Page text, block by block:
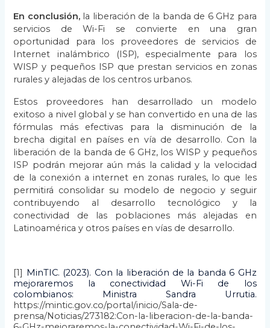
En conclusión,la liberación de la banda de 6 GHz para
servicios de Wi-Fi se convierte en una gran
oportunidad para los proveedores de servicios de
Internet inalámbrico (ISP), especialmente para los
WISP y pequeños ISP que prestan servicios en zonas
rurales y alejadas de los centros urbanos.
Estos proveedores han desarrollado un modelo
exitoso a nivel global y se han convertido en una de las
fórmulas más efectivas para la disminución de la
brecha digital en países en vía de desarrollo. Con la
liberación de la banda de 6 GHz, los WISP y pequeños
ISP podrán mejorar aún más la calidad y la velocidad
de la conexión a internet en zonas rurales, lo que les
permitirá consolidar su modelo de negocio y seguir
contribuyendo al desarrollo tecnológico y la
conectividad de las poblaciones más alejadas en
Latinoamérica y otros países en vías de desarrollo.
[1] MinTIC. (2023). Con la liberación de la banda 6 GHz
mejoraremos la conectividad Wi-Fi de los
colombianos: Ministra Sandra Urrutia.
https://mintic.gov.co/portal/inicio/Sala-de-
prensa/Noticias/273182:Con-la-liberacion-de-la-banda-